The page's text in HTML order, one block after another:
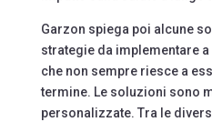
Garzon spiega poi alcune
strategie da implementare
che non sempre riesce a
termine. Le soluzioni sono
personalizzate. Tra le